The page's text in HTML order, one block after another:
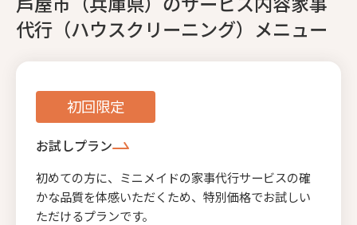
代行（ハウスクリーニング）メニュー
初回限定
お試しプラン
初めての方に、ミニメイドの家事代行サービスの確
かな品質を体感いただくため、特別価格でお試しい
ただけるプランです。